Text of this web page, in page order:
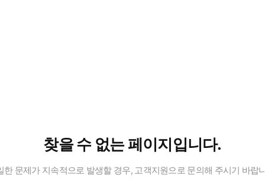
찾을 수 없는 페이지입니다.
한 문제가 지속적으로 발생할 경우, 고객지원으로 문의해 주시기 바랍